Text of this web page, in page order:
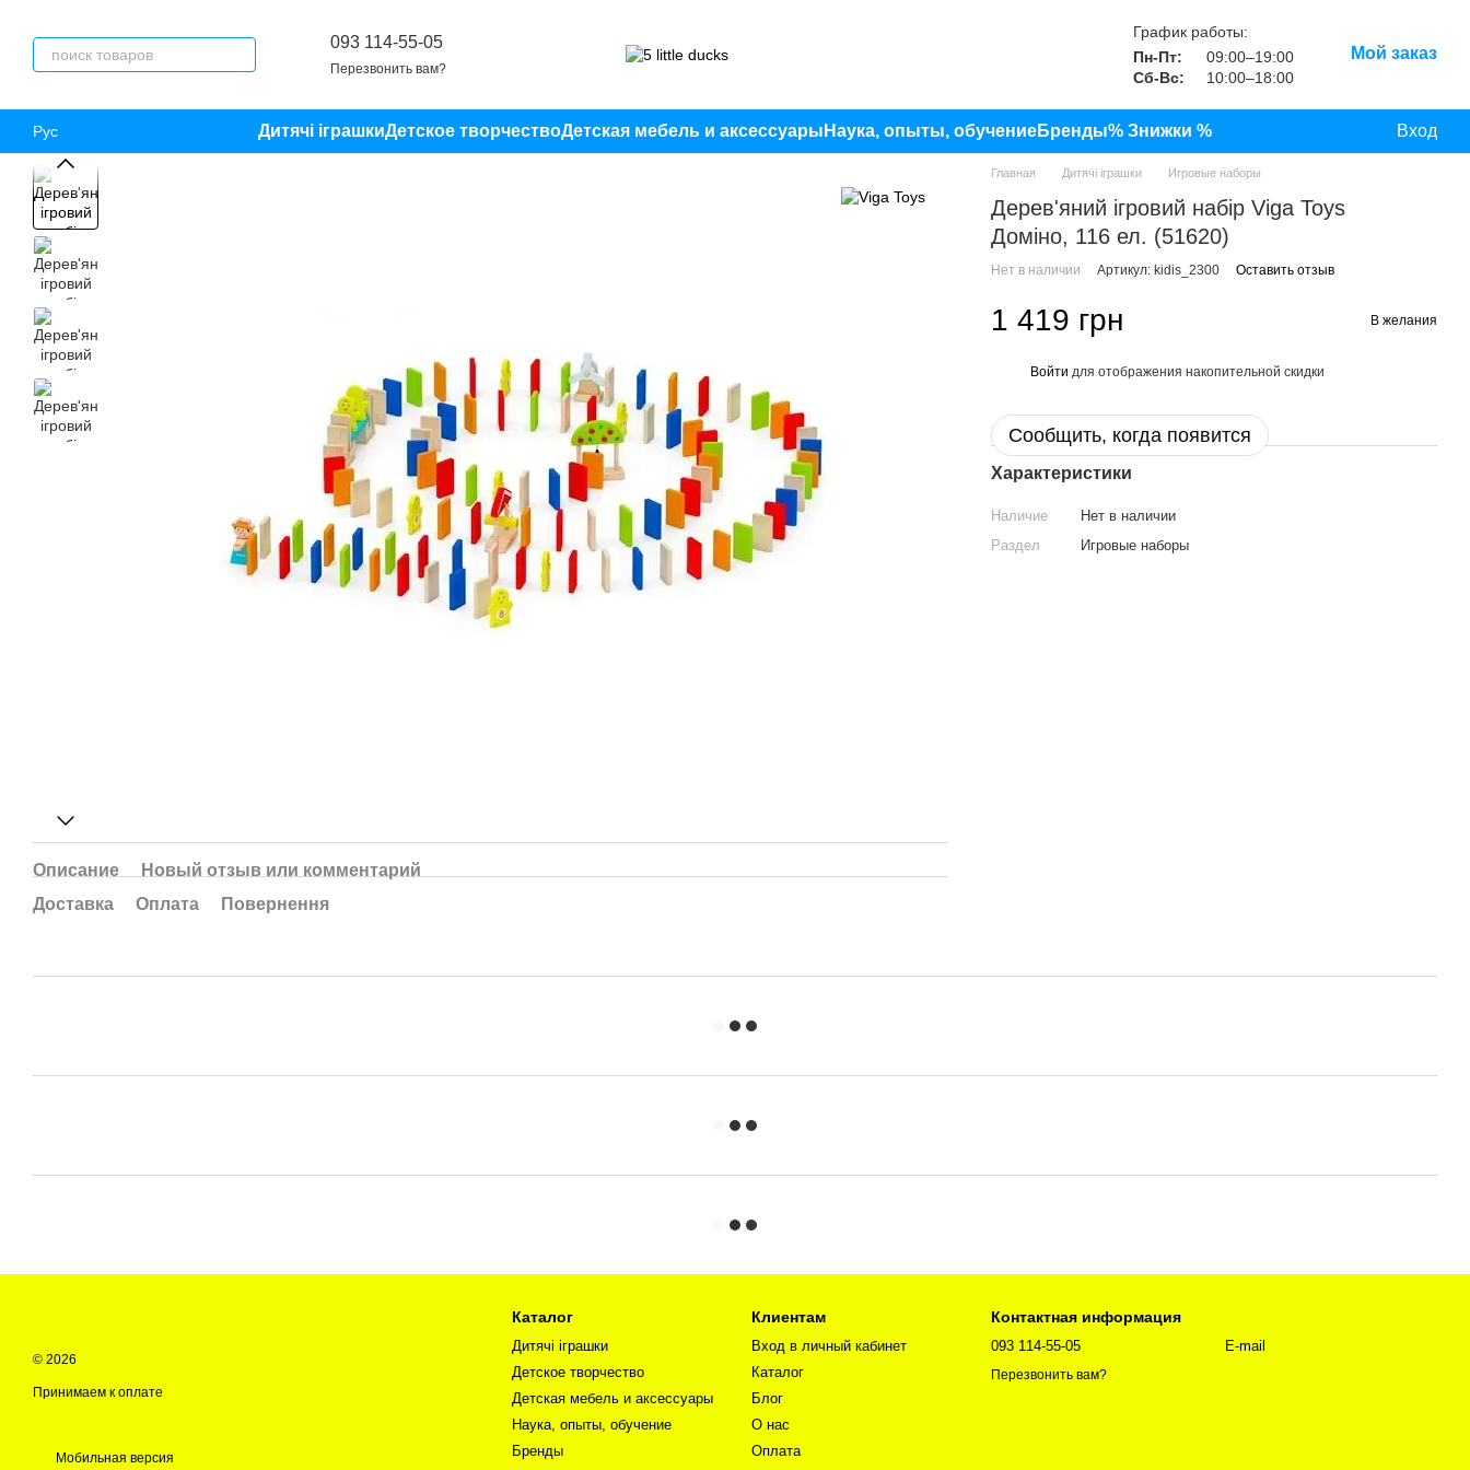
093 114-55-05
Перезвонить вам?
График работы:
Пн-Пт:
09:00–19:00
Сб-Вс:
10:00–18:00
Мой заказ
Рус Дитячі іграшкиДетское творчествоДетская мебель и аксессуары Наука, опыты, обучениеБренды% Знижки % Вход
Описание
Новый отзыв или комментарий
Доставка
Оплата Повернення
Главная Дитячі іграшки Игровые наборы
Дерев'яний ігровий набір Viga Toys
Доміно, 116 ел. (51620)
Нет в наличии Артикул: kidis_2300 Оставить отзыв
1 419 грн В желания
Войти для отображения накопительной скидки
Сообщить, когда появится
Характеристики
Наличие
Нет в наличии
Раздел
Игровые наборы
© 2026
Принимаем к оплате
Мобильная версия
Каталог
Дитячі іграшки
Детское творчество
Детская мебель и аксессуары
Наука, опыты, обучение
Бренды
Клиентам
Вход в личный кабинет
Каталог
Блог
О нас
Оплата
Контактная информация
093 114-55-05
Перезвонить вам?
E-mail